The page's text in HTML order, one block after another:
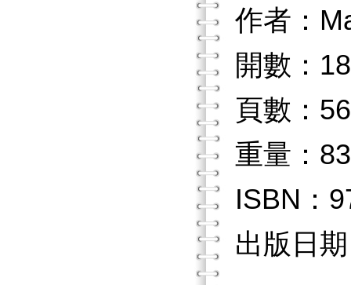
作者：
開數：18
頁數：
重量：
ISBN：
出版日